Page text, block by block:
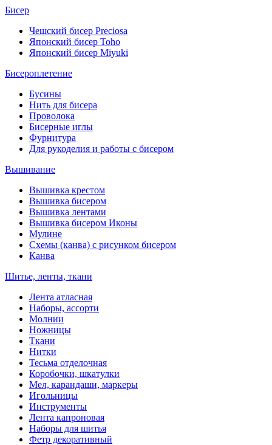
Бисер
Чешский бисер Preciosa
Японский бисер Toho
Японский бисер Miyuki
Бисероплетение
Бусины
Нить для бисера
Проволока
Бисерные иглы
Фурнитура
Для рукоделия и работы с бисером
Вышивание
Вышивка крестом
Вышивка бисером
Вышивка лентами
Вышивка бисером Иконы
Мулине
Схемы (канва) с рисунком бисером
Канва
Шитье, ленты, ткани
Лента атласная
Наборы, ассорти
Молнии
Ножницы
Ткани
Нитки
Тесьма отделочная
Коробочки, шкатулки
Мел, карандаши, маркеры
Игольницы
Инструменты
Лента капроновая
Наборы для шитья
Фетр декоративный